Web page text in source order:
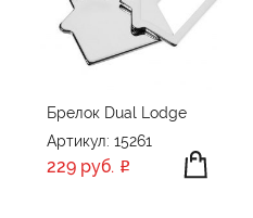
Брелок Dual Lodge
Артикул: 15261
229 руб.